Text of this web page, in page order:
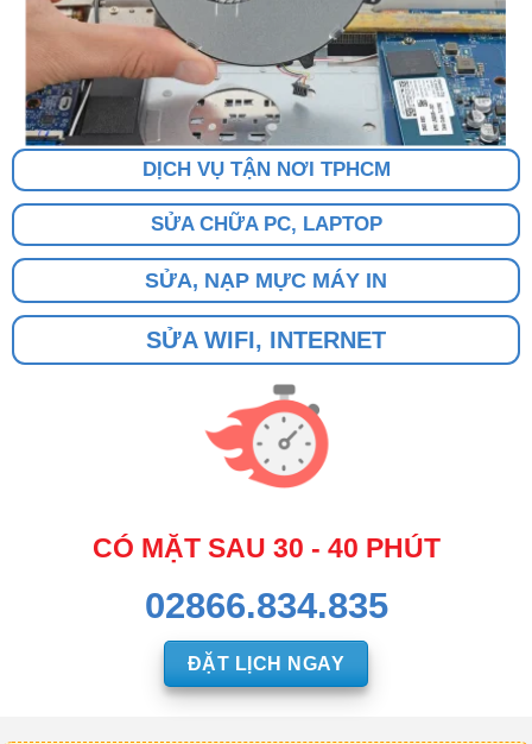
DỊCH VỤ TẬN NƠI TPHCM
SỬA CHỮA PC, LAPTOP
SỬA, NẠP MỰC MÁY IN
SỬA WIFI, INTERNET
CÓ MẶT SAU 30 - 40 PHÚT
02866.834.835
ĐẶT LỊCH NGAY